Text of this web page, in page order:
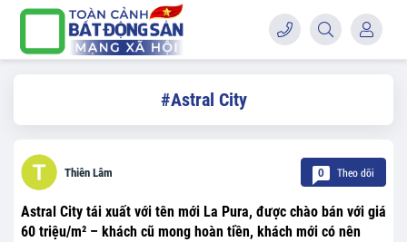
#Astral City
Thiên Lâm 0 Theo dõi
Astral City tái xuất với tên mới La Pura, được chào bán với giá
60 triệu/m² – khách cũ mong hoàn tiền, khách mới có nên